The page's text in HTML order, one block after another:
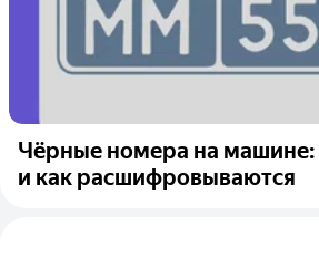
Чёрные номера на машине:
и как расшифровываются